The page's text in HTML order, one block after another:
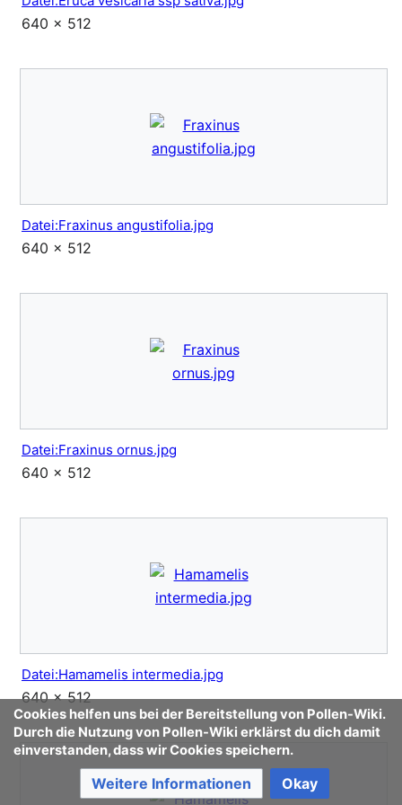
640 × 512
Datei:Fraxinus angustifolia.jpg
640 × 512
Datei:Fraxinus ornus.jpg
640 × 512
Datei:Hamamelis intermedia.jpg
640 × 512
Cookies helfen uns bei der Bereitstellung von Pollen-Wiki.
Durch die Nutzung von Pollen-Wiki erklärst du dich damit
einverstanden, dass wir Cookies speichern.
Weitere Informationen Okay